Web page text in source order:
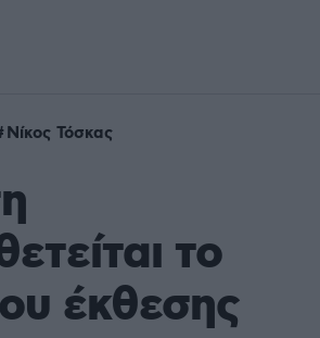
Νίκος Τόσκας
το
έκθεσης